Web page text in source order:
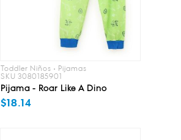
Toddler Niños • Pijamas
SKU 3080185901
Pijama - Roar Like A Dino
$18.14